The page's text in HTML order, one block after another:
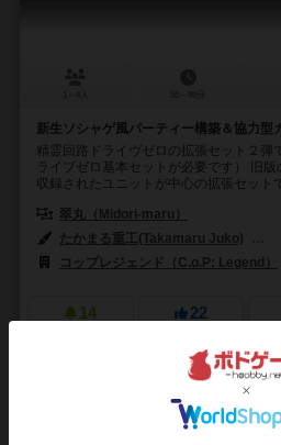
新生ソシャゲ風パーティー構築＆協力
精霊回路ドライヴゼロの拡張セット２弾
ライブゼロ基本セットが必要です） 旧
収録されたユニットが中心の拡張セット
翠丸（Midori-maru）
たかまる重工(Takamaru Juko)
コップレジェンド（C.o.P: Legend）
14 22